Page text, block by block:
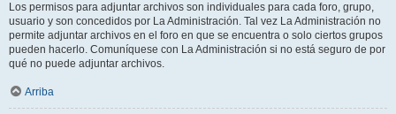
Los permisos para adjuntar archivos son individuales para cada foro, grupo,
usuario y son concedidos por La Administración. Tal vez La Administración no
permite adjuntar archivos en el foro en que se encuentra o solo ciertos grupos
pueden hacerlo. Comuníquese con La Administración si no está seguro de por
qué no puede adjuntar archivos.
Arriba